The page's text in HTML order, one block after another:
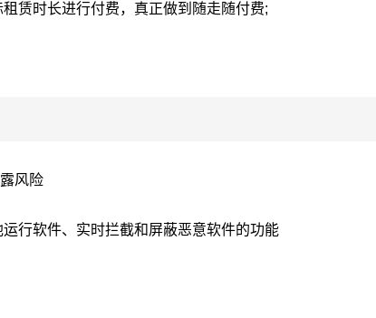
赁时长进行付费，真正做到随走随付费;
风险
行软件、实时拦截和屏蔽恶意软件的功能